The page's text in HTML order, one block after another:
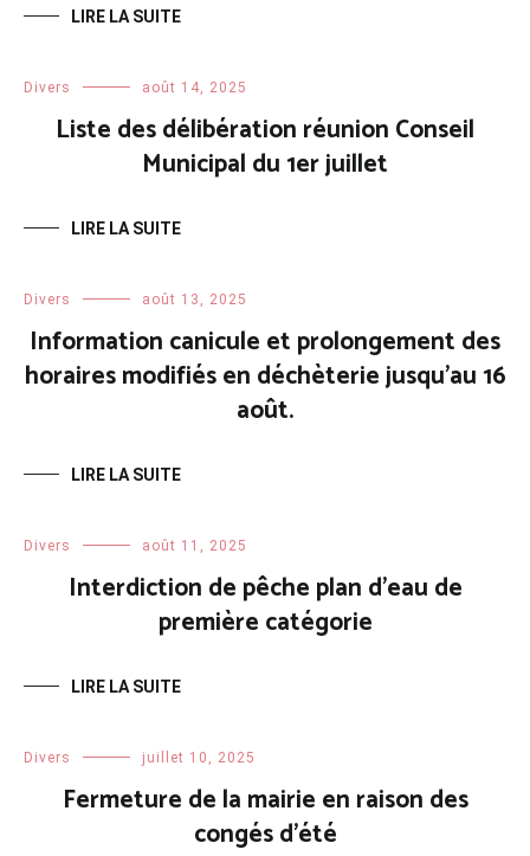
LIRE LA SUITE
Divers août 14, 2025
Liste des délibération réunion Conseil
Municipal du 1er juillet
LIRE LA SUITE
Divers août 13, 2025
Information canicule et prolongement des
horaires modifiés en déchèterie jusqu’au 16
août.
LIRE LA SUITE
Divers août 11, 2025
Interdiction de pêche plan d’eau de
première catégorie
LIRE LA SUITE
Divers juillet 10, 2025
Fermeture de la mairie en raison des
congés d’été